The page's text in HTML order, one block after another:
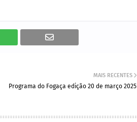
MAIS RECENTES
Programa do Fogaça edição 20 de março 2025